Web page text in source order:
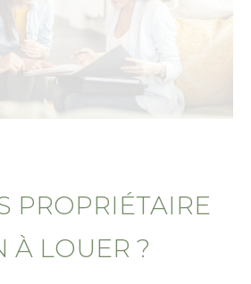
PROPRIÉTAIRE
À LOUER ?